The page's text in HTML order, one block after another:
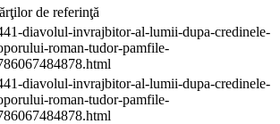
de referinţă
diavolul-invrajbitor-al-lumii-dupa-credinele-
roman-tudor-pamfile-
diavolul-invrajbitor-al-lumii-dupa-credinele-
roman-tudor-pamfile-